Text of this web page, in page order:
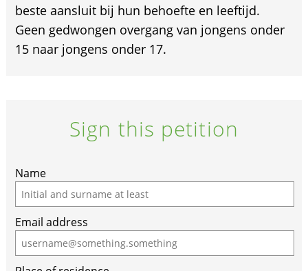
beste aansluit bij hun behoefte en leeftijd.
Geen gedwongen overgang van jongens onder
15 naar jongens onder 17.
Sign this petition
Name
Email address